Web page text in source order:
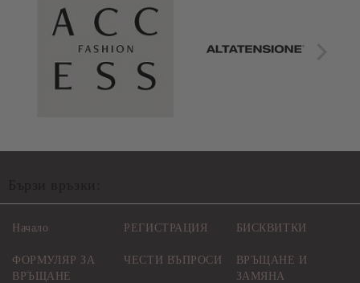
Начало
ФОРМУЛЯР ЗА
ВРЪЩАНЕ
РЕГИСТРАЦИЯ
ЧЕСТИ ВЪПРОСИ
БИСКВИТКИ
ВРЪЩАНЕ И
ЗАМЯНА